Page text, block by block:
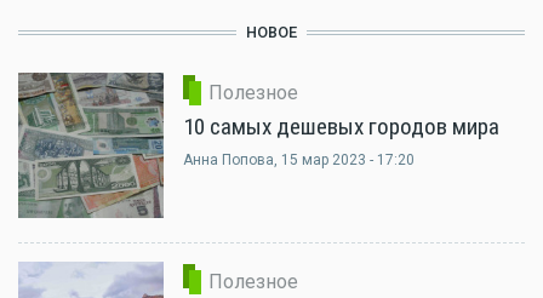
НОВОЕ
Полезное
10 самых дешевых городов мира
Анна Попова, 15 мар 2023 - 17:20
Полезное